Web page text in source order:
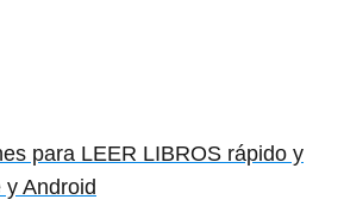
para LEER LIBROS rápido y
Android